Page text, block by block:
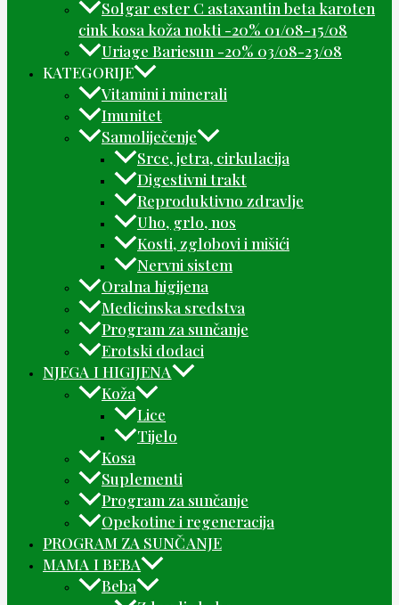
Solgar ester C astaxantin beta karoten
cink kosa koža nokti -20% 01/08-15/08
Uriage Bariesun -20% 03/08-23/08
KATEGORIJE
Vitamini i minerali
Imunitet
Samoliječenje
Srce, jetra, cirkulacija
Digestivni trakt
Reproduktivno zdravlje
Uho, grlo, nos
Kosti, zglobovi i mišići
Nervni sistem
Oralna higijena
Medicinska sredstva
Program za sunčanje
Erotski dodaci
NJEGA I HIGIJENA
Koža
Lice
Tijelo
Kosa
Suplementi
Program za sunčanje
Opekotine i regeneracija
PROGRAM ZA SUNČANJE
MAMA I BEBA
Beba